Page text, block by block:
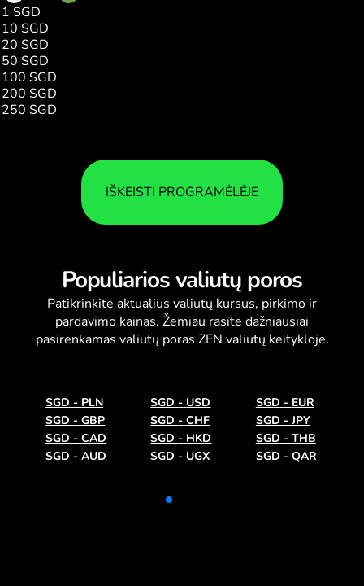
1 SGD
10 SGD
20 SGD
50 SGD
100 SGD
200 SGD
250 SGD
IŠKEISTI PROGRAMĖLĖJE
Populiarios valiutų poros
Patikrinkite aktualius valiutų kursus, pirkimo ir
pardavimo kainas. Žemiau rasite dažniausiai
pasirenkamas valiutų poras ZEN valiutų keitykloje.
SGD - PLN SGD - USD SGD - EUR
SGD - GBP SGD - CHF SGD - JPY
SGD - CAD SGD - HKD SGD - THB
SGD - AUD SGD - UGX SGD - QAR